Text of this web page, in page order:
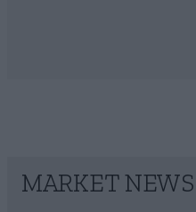
MARKET NEWS